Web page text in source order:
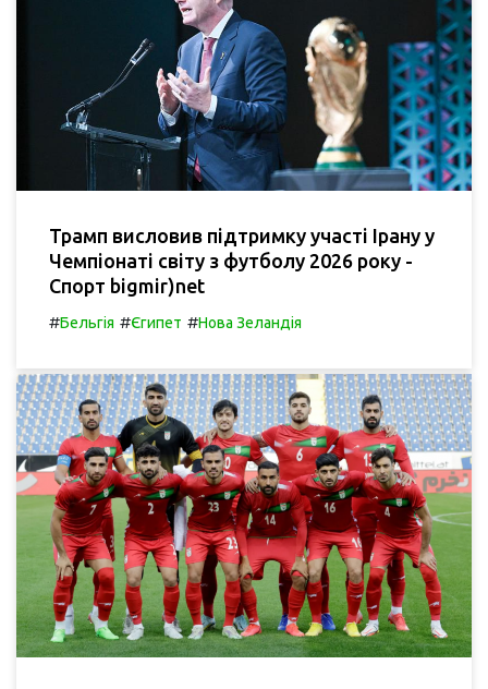
Трамп висловив підтримку участі Ірану у
Чемпіонаті світу з футболу 2026 року -
Спорт bigmir)net
#Бельгія #Єгипет #Нова Зеландія